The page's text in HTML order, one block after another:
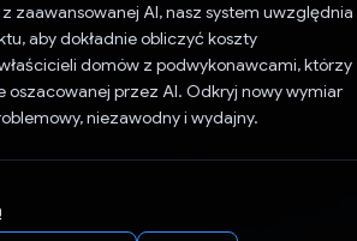
zaawansowanej AI, nasz system uwzględnia
aby dokładnie obliczyć koszty
domów z podwykonawcami, którzy
oszacowanej przez AI. Odkryj nowy wymiar
niezawodny i wydajny.